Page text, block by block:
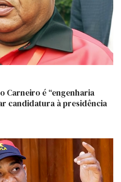
Carneiro é “engenharia
candidatura à presidência